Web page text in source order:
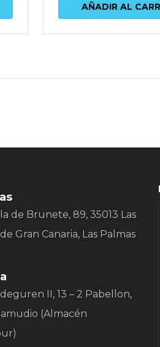
AÑADIR AL
de Brunete, 89, 35013 Las
Gran Canaria, Las Palmas
II, 13 – 2 Pabellon,
(Almacén